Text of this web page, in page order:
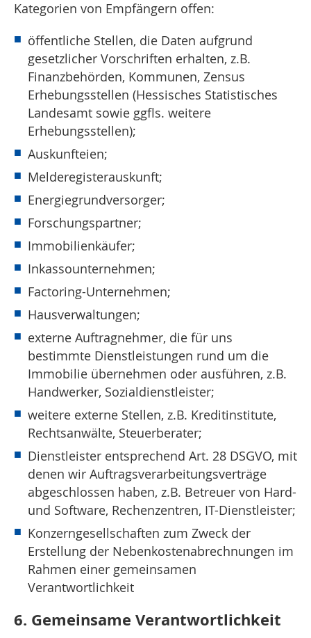
Kategorien von Empfängern offen:
öffentliche Stellen, die Daten aufgrund
gesetzlicher Vorschriften erhalten, z.B.
Finanzbehörden, Kommunen, Zensus
Erhebungsstellen (Hessisches Statistisches
Landesamt sowie ggfls. weitere
Erhebungsstellen);
Auskunfteien;
Melderegisterauskunft;
Energiegrundversorger;
Forschungspartner;
Immobilienkäufer;
Inkassounternehmen;
Factoring-Unternehmen;
Hausverwaltungen;
externe Auftragnehmer, die für uns
bestimmte Dienstleistungen rund um die
Immobilie übernehmen oder ausführen, z.B.
Handwerker, Sozialdienstleister;
weitere externe Stellen, z.B. Kreditinstitute,
Rechtsanwälte, Steuerberater;
Dienstleister entsprechend Art. 28 DSGVO, mit
denen wir Auftragsverarbeitungsverträge
abgeschlossen haben, z.B. Betreuer von Hard-
und Software, Rechenzentren, IT-Dienstleister;
Konzerngesellschaften zum Zweck der
Erstellung der Nebenkostenabrechnungen im
Rahmen einer gemeinsamen
Verantwortlichkeit
6. Gemeinsame Verantwortlichkeit